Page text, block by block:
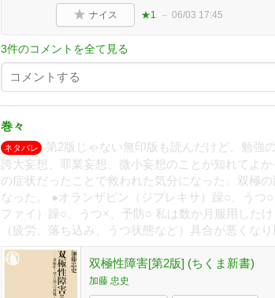
ナイス ★1 06/03 17:45
3件のコメントを全て見る
巻々
ネタバレ
第2版じゃない無印版も読んだけど、勉強
誇大妄想、罪業妄想、微小妄想のことが知れてよ
の症状だったことで救われた気分になった。双極
なった。 ●オランザピン（ジプレキサ）躁○、うつ
ファイ）躁○、うつ×、予防○ 私は数か月服用した
（疲労、落ち込み、うつ状態など）具合が悪くなり
双極性障害[第2版] (ちくま新書)
加藤 忠史